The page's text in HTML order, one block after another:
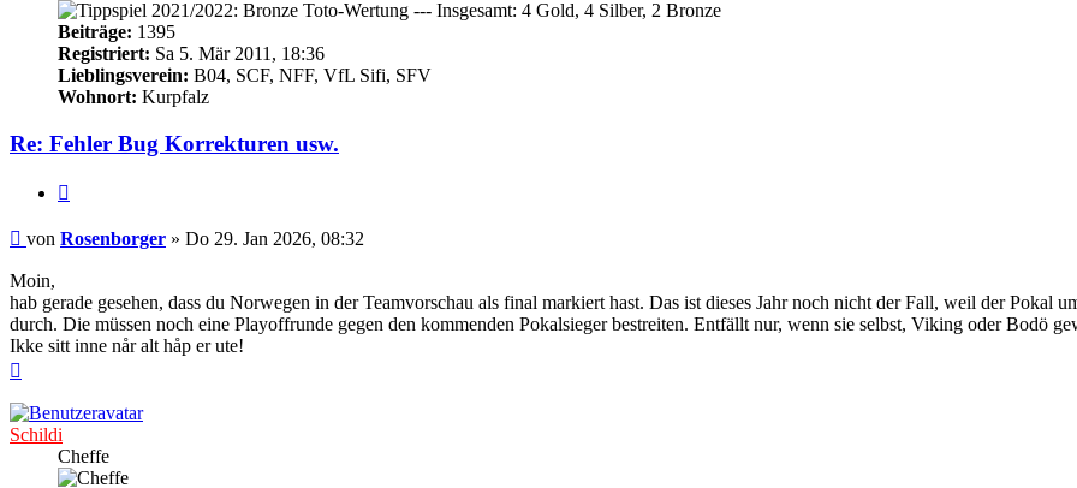
Beiträge: 1395
Registriert: Sa 5. Mär 2011, 18:36
Lieblingsverein: B04, SCF, NFF, VfL Sifi, SFV
Wohnort: Kurpfalz
Re: Fehler Bug Korrekturen usw.
Beitrag
von Rosenborger » Do 29. Jan 2026, 08:32
Moin,
hab gerade gesehen, dass du Norwegen in der Teamvorschau als final markiert hast. Das ist dieses Jahr noch nicht der Fall, weil der
durch. Die müssen noch eine Playoffrunde gegen den kommenden Pokalsieger bestreiten. Entfällt nur, wenn sie selbst, Viking oder Bodö
Ikke sitt inne når alt håp er ute!
Schildi
Cheffe